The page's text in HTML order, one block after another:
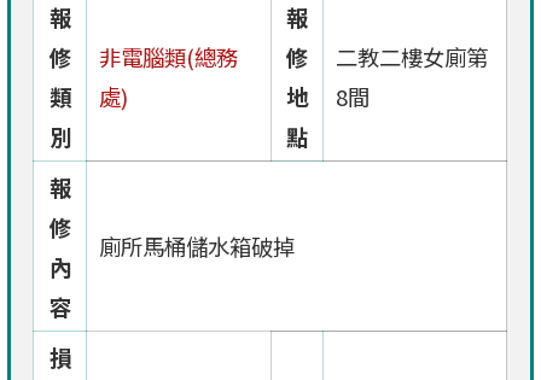
報
修
類
別
非電腦類(總務
處)
報
修
地
點
二教二樓女廁第
8間
報
修
內
容
廁所馬桶儲水箱破掉
損